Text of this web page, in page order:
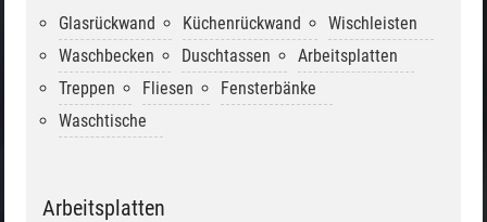
Glasrückwand Küchenrückwand
Wischleisten
Waschbecken
Duschtassen
Arbeitsplatten
Treppen
Fliesen
Fensterbänke
Waschtische
Arbeitsplatten